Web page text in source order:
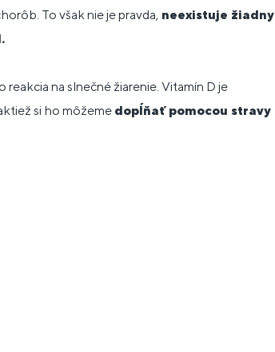
To však nie je pravda, neexistuje žiadny
na slnečné žiarenie. Vitamín D je
si ho môžeme dopĺňať pomocou stravy